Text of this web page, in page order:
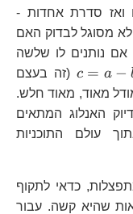
ואז סדרת אחדות -
1 או 2 או...") הוא לא מסוגל לבדוק האם
נותנים לו שלשה
c = a −
(זה בעצם
מאוד, מאוד חלש.
האנלוג המתאים
עולם התוכניות
כדאי לתקוף
שהיא קשה. עבור